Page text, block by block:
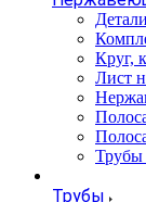
Круг,
Лист
Трубы
Трубы